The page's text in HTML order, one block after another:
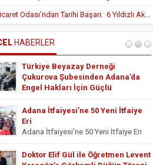
Teşvik Düzenlemesi ile Adana’da
Uygulanan Vergisel Avantajlar
HASTALIKLARI UZMANI DR. YUSUF
BİR BUZDAĞI
ASİYE UYANIK
Ayak Bakımı
Adana Ticaret Odası’ndan Tarihi Başarı: 6 Yıldızlı Akreditasyon Gururu!
HABERLER
Türkiye Beyazay Derneği
Çukurova Şubesinden Adana’da
Engel Hakları İçin Güçlü
Farkındalık Konferansı
Türkiye Beyazay Derneği Çukurova
Şubesinden Adana’da Engel Hakları
İçin Güçlü Farkındalık Konferansı
Şubesi tarafından düzenlenen
“Engellinin Engelli Haklarının Farkında
Adana İtfaiyesi’ne 50 Yeni İtfaiye
Eri
Adana İtfaiyesi’ne 50 Yeni İtfaiye Eri
Adana Büyükşehir Belediyesi İtfaiye
Daire Başkanlığı bünyesinde göreve
Doktor Elif Gül ile Öğretmen Levent